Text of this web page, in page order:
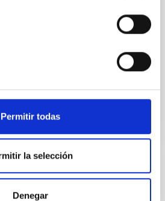
Permitir todas
la selección
Denegar
de la Agencia Espacial
de la